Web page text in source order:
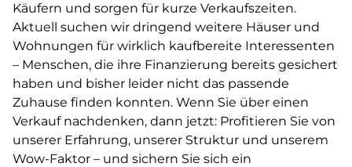
Käufern und sorgen für kurze Verkaufszeiten.
Aktuell suchen wir dringend weitere Häuser und
Wohnungen für wirklich kaufbereite Interessenten
– Menschen, die ihre Finanzierung bereits gesichert
haben und bisher leider nicht das passende
Zuhause finden konnten. Wenn Sie über einen
Verkauf nachdenken, dann jetzt: Profitieren Sie von
unserer Erfahrung, unserer Struktur und unserem
Wow-Faktor – und sichern Sie sich ein